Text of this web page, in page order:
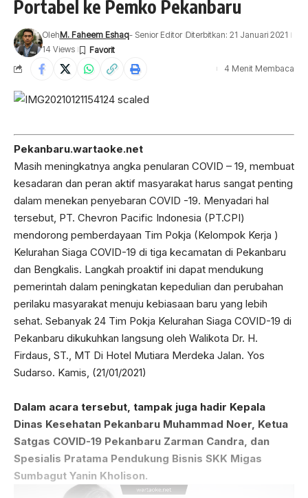
Portabel ke Pemko Pekanbaru
OlehM. Faheem Eshaq- Senior Editor Diterbitkan: 21 Januari 2021
14 Views
4 Menit Membaca
Pekanbaru.wartaoke.net
Masih meningkatnya angka penularan COVID – 19, membuat
kesadaran dan peran aktif masyarakat harus sangat penting
dalam menekan penyebaran COVID -19. Menyadari hal
tersebut, PT. Chevron Pacific Indonesia (PT.CPI)
mendorong pemberdayaan Tim Pokja (Kelompok Kerja )
Kelurahan Siaga COVID-19 di tiga kecamatan di Pekanbaru
dan Bengkalis. Langkah proaktif ini dapat mendukung
pemerintah dalam peningkatan kepedulian dan perubahan
perilaku masyarakat menuju kebiasaan baru yang lebih
sehat. Sebanyak 24 Tim Pokja Kelurahan Siaga COVID-19 di
Pekanbaru dikukuhkan langsung oleh Walikota Dr. H.
Firdaus, ST., MT Di Hotel Mutiara Merdeka Jalan. Yos
Sudarso. Kamis, (21/01/2021)
Dalam acara tersebut, tampak juga hadir Kepala
Dinas Kesehatan Pekanbaru Muhammad Noer, Ketua
Satgas COVID-19 Pekanbaru Zarman Candra, dan
Spesialis Pratama Pendukung Bisnis SKK Migas
Sumbagut Yanin Kholison.